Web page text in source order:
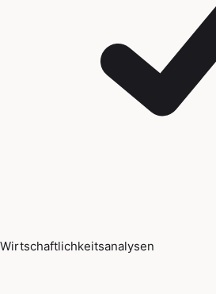
Wirtschaftlichkeitsanalysen